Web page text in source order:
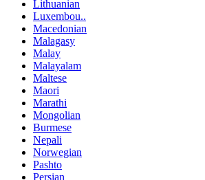
Lithuanian
Luxembou..
Macedonian
Malagasy
Malay
Malayalam
Maltese
Maori
Marathi
Mongolian
Burmese
Nepali
Norwegian
Pashto
Persian